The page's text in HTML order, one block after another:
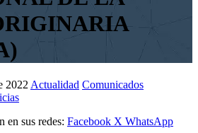
2022 Actualidad Comunicados
en sus redes: Facebook X WhatsApp